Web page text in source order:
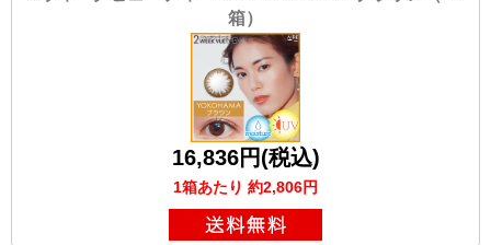
箱）
16,836円(税込)
1箱あたり 約2,806円